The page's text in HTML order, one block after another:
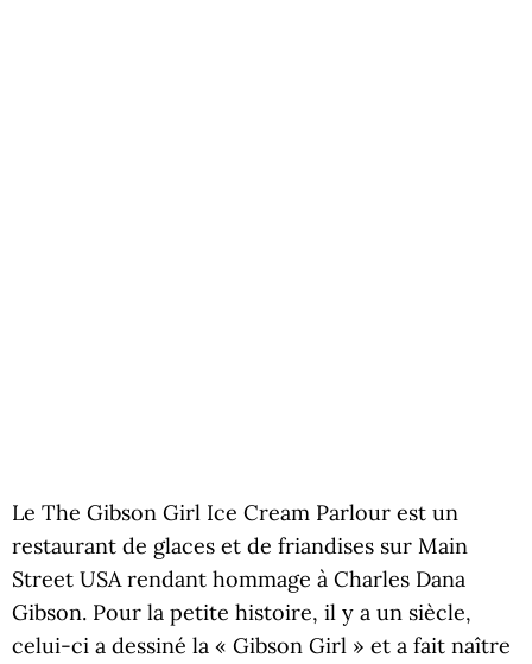
Le The Gibson Girl Ice Cream Parlour est un
restaurant de glaces et de friandises sur Main
Street USA rendant hommage à Charles Dana
Gibson. Pour la petite histoire, il y a un siècle,
celui-ci a dessiné la « Gibson Girl » et a fait naître